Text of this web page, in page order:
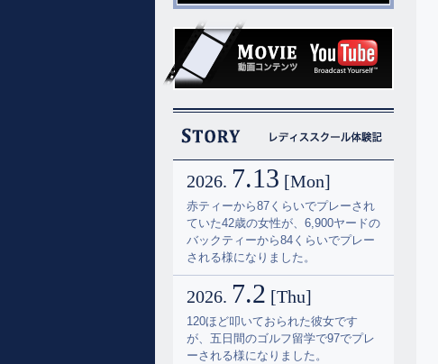
2026. 7.13 [Mon]
赤ティーから87くらいでプレーされ
ていた42歳の女性が、6,900ヤードの
バックティーから84くらいでプレー
される様になりました。
2026. 7.2 [Thu]
120ほど叩いておられた彼女です
が、五日間のゴルフ留学で97でプレ
ーされる様になりました。